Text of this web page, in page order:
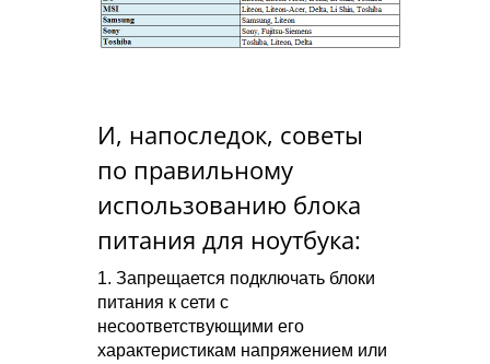
И, напоследок, советы
по правильному
использованию блока
питания для ноутбука:
1. Запрещается подключать блоки
питания к сети с
несоответствующими его
характеристикам напряжением или